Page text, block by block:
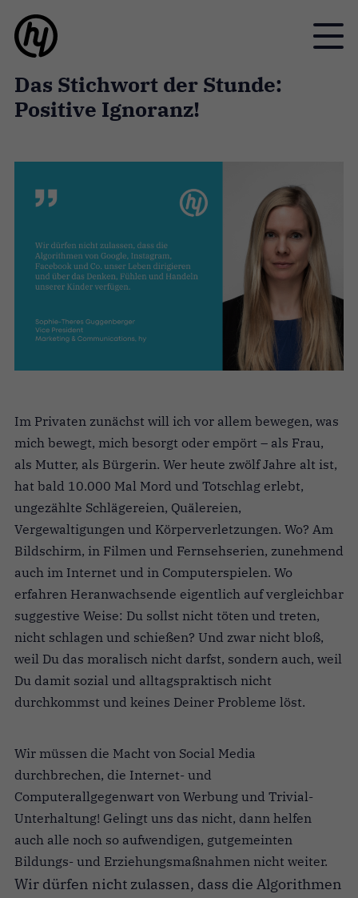
Toggle
Das Stichwort der Stunde:
Positive Ignoranz!
Im Privaten zunächst will ich vor allem bewegen, was
mich bewegt, mich besorgt oder empört – als Frau,
als Mutter, als Bürgerin. Wer heute zwölf Jahre alt ist,
hat bald 10.000 Mal Mord und Totschlag erlebt,
ungezählte Schlägereien, Quälereien,
Vergewaltigungen und Körperverletzungen. Wo? Am
Bildschirm, in Filmen und Fernsehserien, zunehmend
auch im Internet und in Computerspielen. Wo
erfahren Heranwachsende eigentlich auf vergleichbar
suggestive Weise: Du sollst nicht töten und treten,
nicht schlagen und schießen? Und zwar nicht bloß,
weil Du das moralisch nicht darfst, sondern auch, weil
Du damit sozial und alltagspraktisch nicht
durchkommst und keines Deiner Probleme löst.
Wir müssen die Macht von Social Media
durchbrechen, die Internet- und
Computerallgegenwart von Werbung und Trivial-
Unterhaltung! Gelingt uns das nicht, dann helfen
auch alle noch so aufwendigen, gutgemeinten
Bildungs- und Erziehungsmaßnahmen nicht weiter.
Wir dürfen nicht zulassen, dass die Algorithmen